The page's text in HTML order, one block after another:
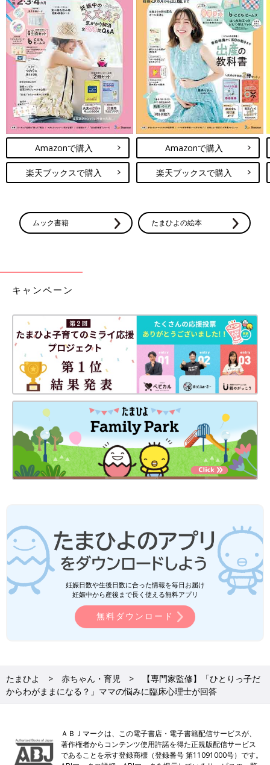
Amazonで購入
楽天ブックスで購入
Amazonで購入
楽天ブックスで購入
ムック書籍 たまひよの絵本
キャンペーン
妊娠日数や生後日数に合った情報を毎日お届け
妊娠中から産後まで長く使える無料アプリ
無料ダウンロード
たまひよ 赤ちゃん・育児
【専門家監修】「ひとりっ子だ
からわがままになる？」ママの悩みに臨床心理士が回答
ＡＢＪマークは、この電子書店・電子書籍配信サービスが、
著作権者からコンテンツ使用許諾を得た正規版配信サービス
であることを示す登録商標（登録番号 第11091000号）です。